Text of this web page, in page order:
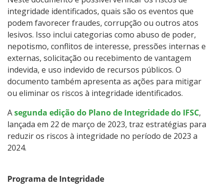
integridade identificados, quais são os eventos que
podem favorecer fraudes, corrupção ou outros atos
lesivos. Isso inclui categorias como abuso de poder,
nepotismo, conflitos de interesse, pressões internas e
externas, solicitação ou recebimento de vantagem
indevida, e uso indevido de recursos públicos. O
documento também apresenta as ações para mitigar
ou eliminar os riscos à integridade identificados.
Asegunda edição do Plano de Integridade do IFSC,
lançada em 22 de março de 2023, traz estratégias para
reduzir os riscos à integridade no período de 2023 a
2024.
Programa de Integridade